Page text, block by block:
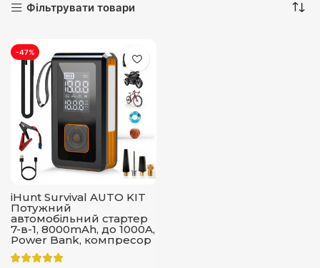
Фільтрувати товари
-47%
iHunt Survival AUTO KIT
Потужний
автомобільний стартер
7-в-1, 8000mAh, до 1000A,
Power Bank, компресор